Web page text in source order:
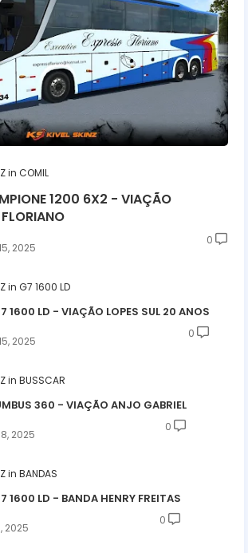
COMIL
1200 6X2 - VIAÇÃO
2025
0
G7 1600 LD
1600 LD - VIAÇÃO LOPES SUL 20 ANOS
2025
0
BUSSCAR
360 - VIAÇÃO ANJO GABRIEL
2025
0
BANDAS
1600 LD - BANDA HENRY FREITAS
2025
0